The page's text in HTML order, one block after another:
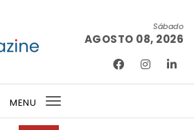
Sábado
AGOSTO 08, 2026
MENU
Toggle